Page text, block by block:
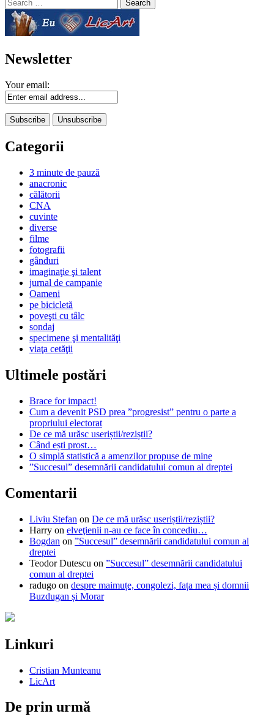
for:
Newsletter
Your email:
Categorii
3 minute de pauză
anacronic
călătorii
CNA
cuvinte
diverse
filme
fotografii
gânduri
imaginaţie şi talent
jurnal de campanie
Oameni
pe bicicletă
poveşti cu tâlc
sondaj
specimene şi mentalităţi
viaţa cetăţii
Ultimele postări
Brace for impact!
Cum a devenit PSD prea ”progresist” pentru o parte a
propriului electorat
De ce mă urăsc useriștii/reziștii?
Când ești prost…
O simplă statistică a amenzilor propuse de mine
”Succesul” desemnării candidatului comun al dreptei
Comentarii
Liviu Stefan on De ce mă urăsc useriștii/reziștii?
Harry on elveţienii n-au ce face în concediu…
Bogdan on ”Succesul” desemnării candidatului comun al
dreptei
Teodor Dutescu on ”Succesul” desemnării candidatului
comun al dreptei
radugo on despre maimuțe, congolezi, fața mea și domnii
Buzdugan și Morar
Linkuri
Cristian Munteanu
LicArt
De prin urmă